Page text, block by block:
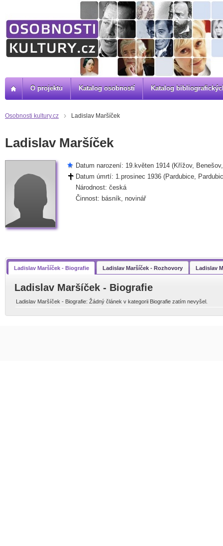
Osobnosti kultury.cz Ladislav Maršíček
Ladislav Maršíček
Datum narození: 19.květen 1914 (Křížov,
Datum úmrtí: 1.prosinec 1936 (Pardubice,
Národnost: česká
Činnost: básník, novinář
Ladislav Maršíček - Biografie Ladislav Maršíček - Rozhovory Ladislav
Ladislav Maršíček - Biografie
Ladislav Maršíček - Biografie: Žádný článek v kategorii Biografie zatím nevyšel.
O projektu Katalog osobností Katalog